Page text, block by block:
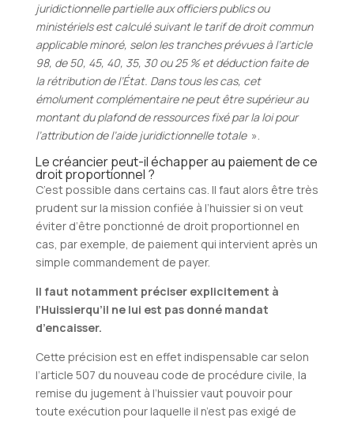
juridictionnelle partielle aux officiers publics ou
ministériels est calculé suivant le tarif de droit commun
applicable minoré, selon les tranches prévues à l’article
98, de 50, 45, 40, 35, 30 ou 25 % et déduction faite de
la rétribution de l’État. Dans tous les cas, cet
émolument complémentaire ne peut être supérieur au
montant du plafond de ressources fixé par la loi pour
l’attribution de l’aide juridictionnelle totale ».
Le créancier peut-il échapper au paiement de ce
droit proportionnel ?
C’est possible dans certains cas. Il faut alors être très
prudent sur la mission confiée à l’huissier si on veut
éviter d’être ponctionné de droit proportionnel en
cas, par exemple, de paiement qui intervient après un
simple commandement de payer.
Il faut notamment préciser explicitement à
l’Huissierqu’il ne lui est pas donné mandat
d’encaisser.
Cette précision est en effet indispensable car selon
l’article 507 du nouveau code de procédure civile, la
remise du jugement à l’huissier vaut pouvoir pour
toute exécution pour laquelle il n’est pas exigé de